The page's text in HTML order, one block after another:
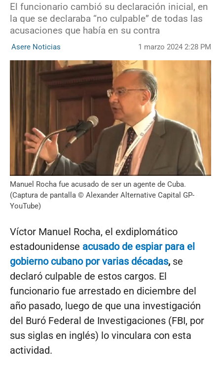
El funcionario cambió su declaración inicial, en
la que se declaraba “no culpable” de todas las
acusaciones que había en su contra
Asere Noticias 1 marzo 2024 2:28 PM
Manuel Rocha fue acusado de ser un agente de Cuba.
(Captura de pantalla © Alexander Alternative Capital GP-
YouTube)
Víctor Manuel Rocha, el exdiplomático
estadounidense acusado de espiar para el
gobierno cubano por varias décadas, se
declaró culpable de estos cargos. El
funcionario fue arrestado en diciembre del
año pasado, luego de que una investigación
del Buró Federal de Investigaciones (FBI, por
sus siglas en inglés) lo vinculara con esta
actividad.